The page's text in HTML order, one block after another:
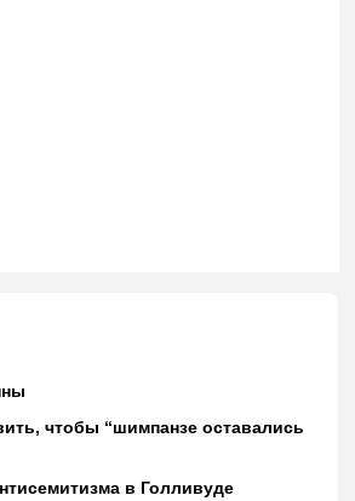
чтобы “шимпанзе оставались
в Голливуде